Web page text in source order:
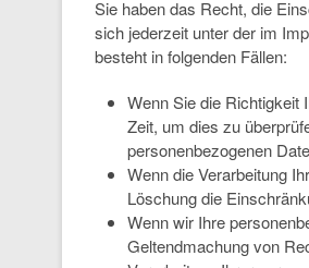
Sie haben das Recht, die
sich jederzeit unter der im
besteht in folgenden Fällen:
Wenn Sie die Richtigkeit
Zeit, um dies zu
personenbezogenen
Wenn die Verarbeitung
Löschung die
Wenn wir Ihre
Geltendmachung von